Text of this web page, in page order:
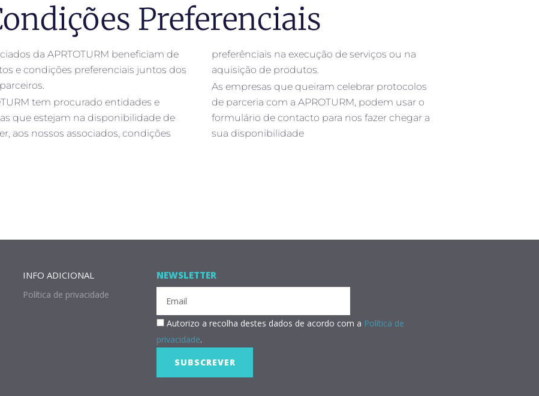
Preferenciais
da APRTOTURM beneficiam de
e condições preferenciais juntos dos
tem procurado entidades e
que estejam na disponibilidade de
aos nossos associados, condições
preferênciais na execução de serviços ou na
aquisição de produtos.
As empresas que queiram celebrar protocolos
de parceria com a APROTURM, podem usar o
formulário de contacto para nos fazer chegar a
sua disponibilidade
INFO ADICIONAL
Política de privacidade
NEWSLETTER
RGPDAutorizo a recolha destes dados de acordo com a Política de
privacidade.
SUBSCREVER